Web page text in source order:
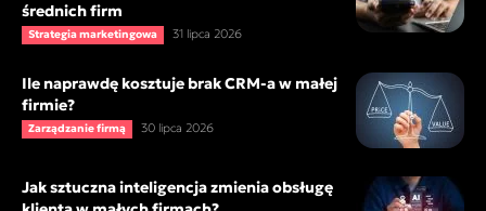
średnich firm
Strategia marketingowa 31 lipca 2026
Ile naprawdę kosztuje brak CRM-a w małej
firmie?
Zarządzanie firmą 30 lipca 2026
Jak sztuczna inteligencja zmienia obsługę